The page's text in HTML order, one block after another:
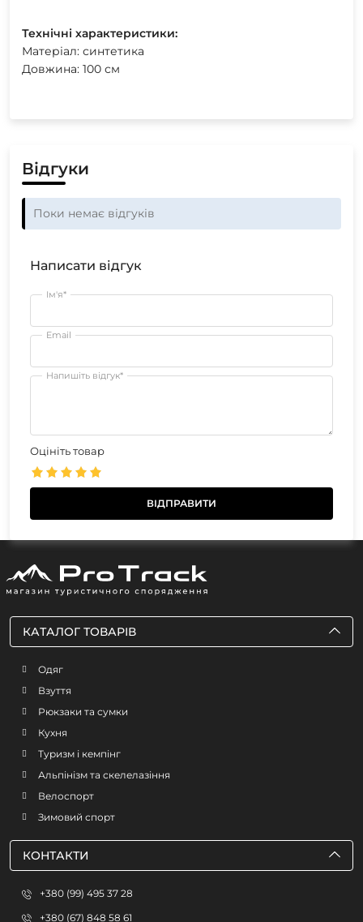
Технічні характеристики:
Матеріал: синтетика
Довжина: 100 см
Відгуки
Поки немає відгуків
Написати відгук
Ім'я*
Email
Напишіть відгук*
Оцініть товар
КАТАЛОГ ТОВАРІВ
Одяг
Взуття
Рюкзаки та сумки
Кухня
Туризм і кемпінг
Альпінізм та скелелазіння
Велоспорт
Зимовий спорт
КОНТАКТИ
+380 (99) 495 37 28
+380 (67) 848 58 61